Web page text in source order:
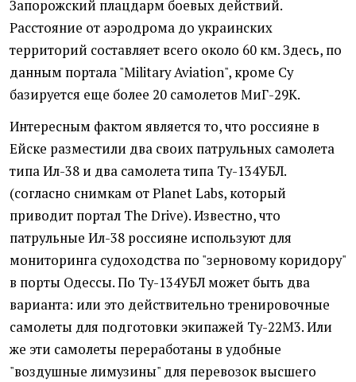
Запорожский плацдарм боевых действий.
Расстояние от аэродрома до украинских
территорий составляет всего около 60 км. Здесь, по
данным портала "Military Aviation", кроме Су
базируется еще более 20 самолетов МиГ-29К.
Интересным фактом является то, что россияне в
Ейске разместили два своих патрульных самолета
типа Ил-38 и два самолета типа Ту-134УБЛ.
(согласно снимкам от Planet Labs, который
приводит портал The Drive). Известно, что
патрульные Ил-38 россияне используют для
мониторинга судоходства по "зерновому коридору"
в порты Одессы. По Ту-134УБЛ может быть два
варианта: или это действительно тренировочные
самолеты для подготовки экипажей Ту-22М3. Или
же эти самолеты переработаны в удобные
"воздушные лимузины" для перевозок высшего